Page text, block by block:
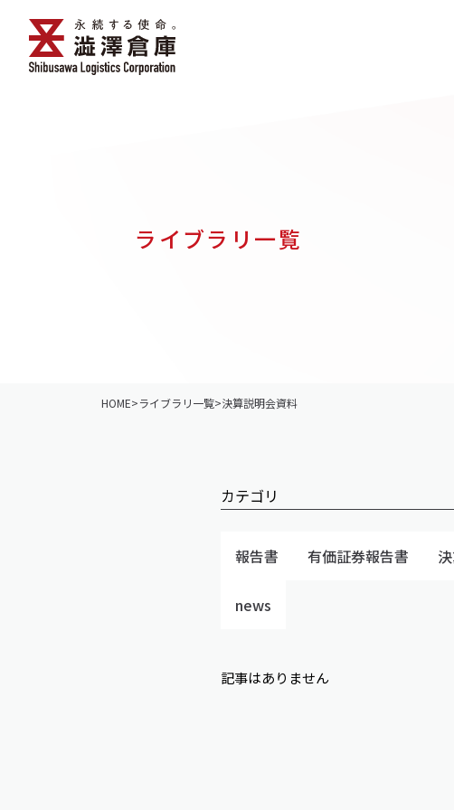
ライブラリ一覧
HOME>ライブラリ一覧>決算説明会資料
カテゴリ
報告書 有価証券報告書
news
記事はありません